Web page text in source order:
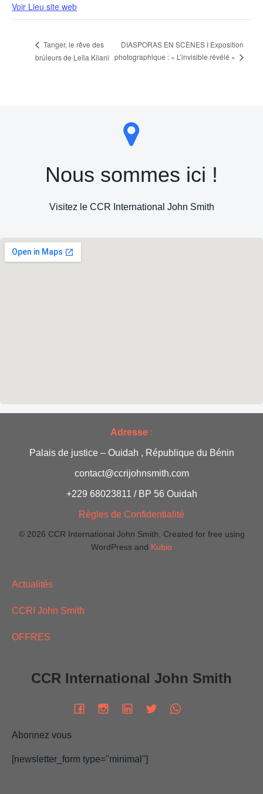
Voir Lieu site web
Tanger, le rêve des
brûleurs de Leïla Kilani
DIASPORAS EN SCÈNES I Exposition
photographique : « L’invisible révélé »
Nous sommes ici !
Visitez le CCR International John Smith
Adresse :
Palais de justice – Ouidah , République du Bénin
contact@ccrijohnsmith.com
+229 68023811 / BP 56 Ouidah
Règles de Confidentialité
© 2026 CCR International John Smith. Created for free using
WordPress and Kubio
Actualités
CCRI John Smith
OFFRES
CCR International John Smith
Abonnez vous
[newsletter_form type="minimal"]